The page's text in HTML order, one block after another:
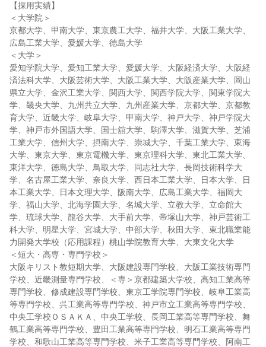
【採用実績】
＜大学院＞
京都大学、甲南大学、東京農工大学、福井大学、大阪工業大学、
広島工業大学、愛媛大学、徳島大学
＜大学＞
愛知学院大学、愛知工業大学、愛媛大学、大阪経済大学、大阪経
済法科大学、大阪芸術大学、大阪工業大学、大阪産業大学、岡山
県立大学、金沢工業大学、関西大学、関西学院大学、関東学院大
学、畿央大学、九州共立大学、九州産業大学、京都大学、京都教
育大学、近畿大学、岐阜大学、甲南大学、神戸大学、神戸学院大
学、神戸市外国語大学、国士舘大学、駒澤大学、滋賀大学、芝浦
工業大学、信州大学、摂南大学、崇城大学、千葉工業大学、東海
大学、東京大学、東京電機大学、東京理科大学、東北工業大学、
東洋大学、徳島大学、鳥取大学、同志社大学、長岡技術科学大
学、名古屋工業大学、奈良大学、西日本工業大学、日本大学、日
本工業大学、日本文理大学、阪南大学、広島工業大学、福岡大
学、福山大学、北海学園大学、名城大学、立教大学、立命館大
学、琉球大学、龍谷大学、大手前大学、帝塚山大学、神戸芸術工
科大学、明星大学、宮城大学、中部大学、秋田大学、東北職業能
力開発大学校（応用課程）桃山学院教育大学、大東文化大学
＜短大・高専・専門学校＞
大阪キリスト教短期大学、大阪建設専門学校、大阪工業技術専門
学校、近畿測量専門学校、＜専＞京都建築大学校、高知工業高等
専門学校、修成建設専門学校、東京工学院専門学校、岐阜工業高
等専門学校、呉工業高等専門学校、神戸市立工業高等専門学校、
中央工学校ＯＳＡＫＡ、中央工学校、長岡工業高等専門学校、舞
鶴工業高等専門学校、豊田工業高等専門学校、明石工業高等専門
学校、和歌山工業高等専門学校、米子工業高等専門学校、阿南工